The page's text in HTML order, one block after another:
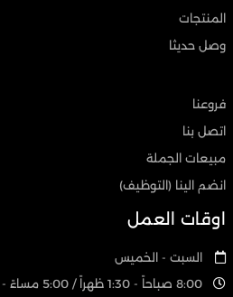
المنتجات
وصل حديثا
فروعنا
اتصل بنا
مبيعات الجملة
انضم الينا (التوظيف)
اوقات العمل
السبت - الخميس
8:00 صباحاً - 1:30 ظهراً / 5:00 مساءً - 10:00 مساءً